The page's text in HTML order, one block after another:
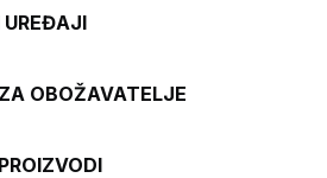
UREĐAJI
OBOŽAVATELJE